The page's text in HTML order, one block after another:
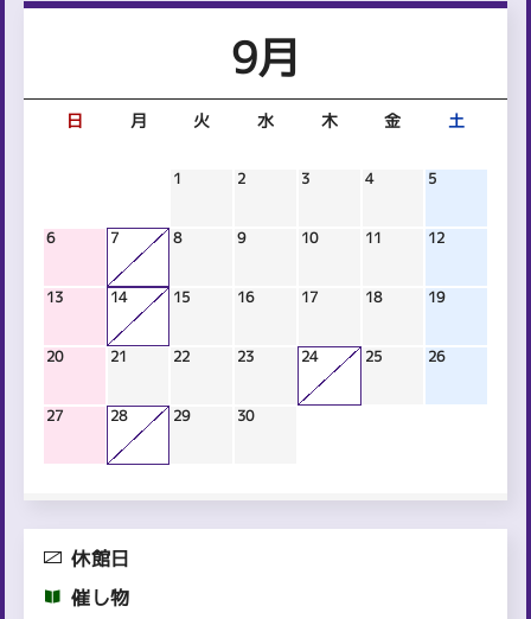
9月
日 月 火 水 木 金 土
1 2 3 4 5
6 7 8 9 10 11 12
13 14 15 16 17 18 19
20 21 22 23 24 25 26
27 28 29 30
休館日
催し物